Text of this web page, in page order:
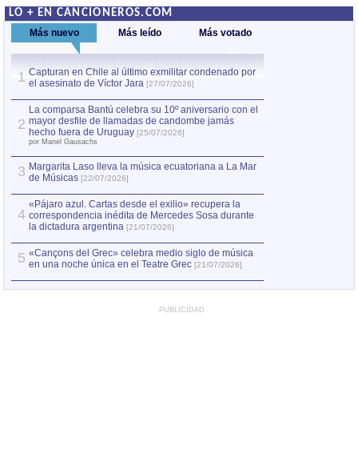
LO + EN CANCIONEROS.COM
Más nuevo Más leído Más votado
1 Capturan en Chile al último exmilitar condenado por
el asesinato de Víctor Jara [27/07/2026]
2
La comparsa Bantú celebra su 10º aniversario con el
mayor desfile de llamadas de candombe jamás
hecho fuera de Uruguay [25/07/2026]
por Manel Gausachs
3 Margarita Laso lleva la música ecuatoriana a La Mar
de Músicas [22/07/2026]
4
«Pájaro azul. Cartas desde el exilio» recupera la
correspondencia inédita de Mercedes Sosa durante
la dictadura argentina [21/07/2026]
5 «Cançons del Grec» celebra medio siglo de música
en una noche única en el Teatre Grec [21/07/2026]
PUBLICIDAD